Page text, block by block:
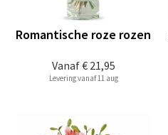
Vanaf€ 21,95
Romantische roze rozen
Levering vanaf 11 aug